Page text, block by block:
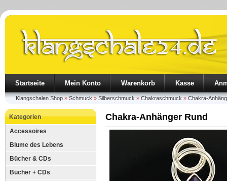
Startseite Mein Konto Warenkorb Kasse
Klangschalen Shop»Schmuck»Silberschmuck»Chakraschmuck»Chakra-
Kategorien
Accessoires
Blume des Lebens
Bücher & CDs
Bücher + CDs
Chakra-Anhänger Rund